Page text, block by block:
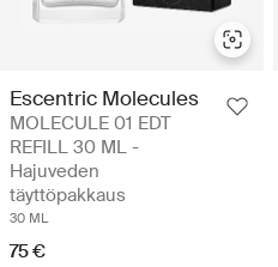
Escentric Molecules
MOLECULE 01 EDT
REFILL 30 ML -
Hajuveden
täyttöpakkaus
30 ML
75 €